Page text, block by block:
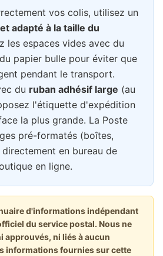
vos colis, utilisez un
adapté à la taille du
les espaces vides avec du
papier bulle pour éviter que
pendant le transport.
du ruban adhésif large (au
l'étiquette d'expédition
la plus grande. La Poste
pré-formatés (boîtes,
en bureau de
en ligne.
d'informations indépendant
du service postal. Nous ne
approuvés, ni liés à aucun
informations fournies sur cette